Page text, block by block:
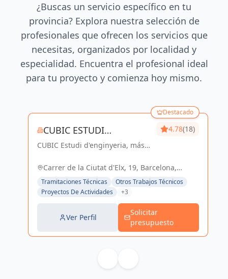
¿Buscas un servicio específico en tu
provincia? Explora nuestra selección de
profesionales que ofrecen los servicios que
necesitas, organizados por localidad y
especialidad. Encuentra el profesional ideal
para tu proyecto y comienza hoy mismo.
Destacado
CUBIC ESTUDI
D'ENGINYERIA S.L.
CUBIC Estudi d'enginyeria, más
de Arquitectura e Ingeniería con
4.78(18)
Carrer de la Ciutat d'Elx, 19, Barcelona,
España, España
Tramitaciones Técnicas
Otros Trabajos Técnicos
Proyectos De Actividades
+3
Ver Perfil
Solicitar
presupuesto